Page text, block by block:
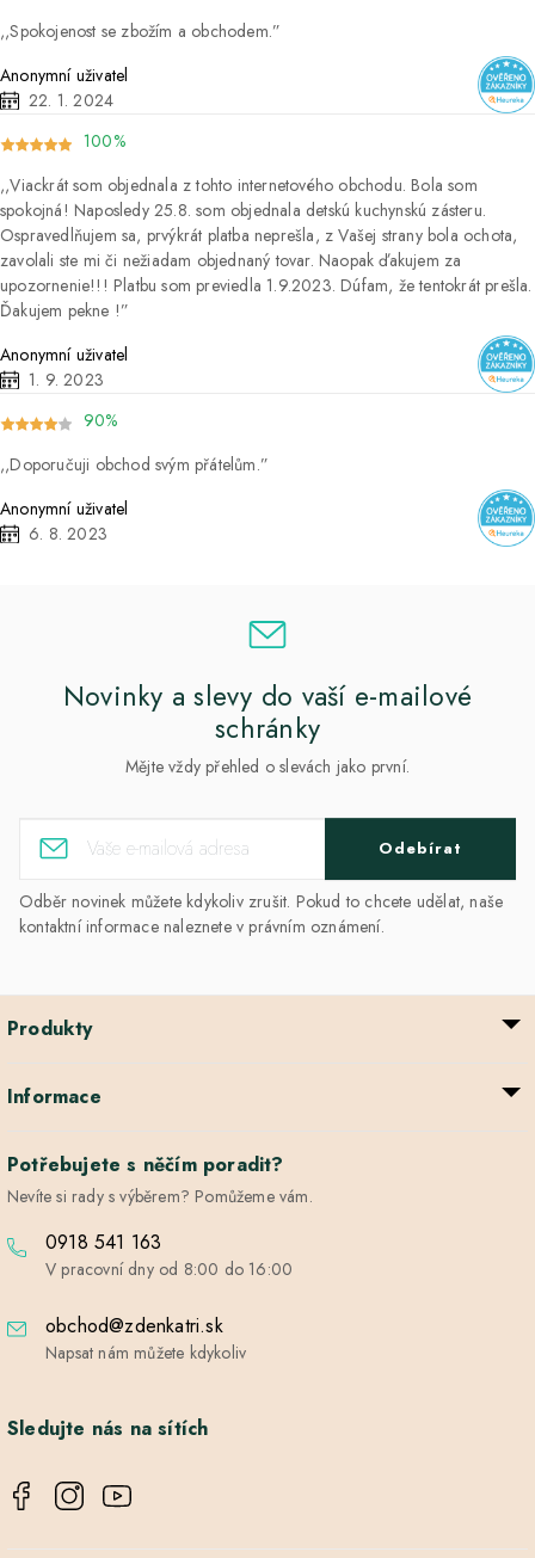
Spokojenost se zbožím a obchodem.
Anonymní uživatel
22. 1. 2024
100%
Viackrát som objednala z tohto internetového obchodu. Bola som
spokojná! Naposledy 25.8. som objednala detskú kuchynskú zásteru.
Ospravedlňujem sa, prvýkrát platba neprešla, z Vašej strany bola ochota,
zavolali ste mi či nežiadam objednaný tovar. Naopak ďakujem za
upozornenie!!! Platbu som previedla 1.9.2023. Dúfam, že tentokrát prešla.
Ďakujem pekne !
Anonymní uživatel
1. 9. 2023
90%
Doporučuji obchod svým přátelům.
Anonymní uživatel
6. 8. 2023
Novinky a slevy do vaší e-mailové
schránky
Mějte vždy přehled o slevách jako první.
Odebírat
Odběr novinek můžete kdykoliv zrušit. Pokud to chcete udělat, naše
kontaktní informace naleznete v právním oznámení.
Produkty
Informace
Potřebujete s něčím poradit?
Nevíte si rady s výběrem? Pomůžeme vám.
0918 541 163
V pracovní dny od 8:00 do 16:00
obchod@zdenkatri.sk
Napsat nám můžete kdykoliv
Sledujte nás na sítích